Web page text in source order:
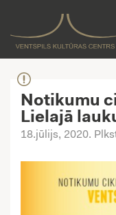
Notikumu
Lielajā
18.jūlijs, 2020.